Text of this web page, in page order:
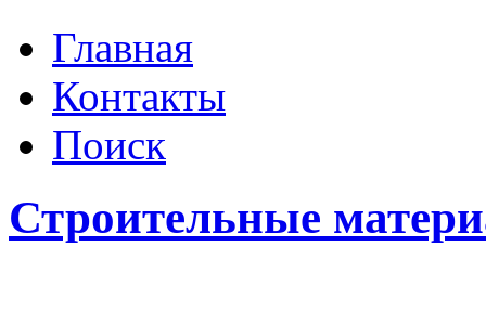
Главная
Контакты
Поиск
Строительные